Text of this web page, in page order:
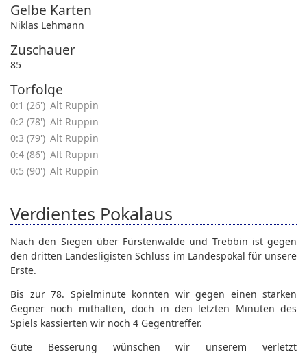
Gelbe Karten
Niklas Lehmann
Zuschauer
85
Torfolge
0:1 (26') Alt Ruppin
0:2 (78') Alt Ruppin
0:3 (79') Alt Ruppin
0:4 (86') Alt Ruppin
0:5 (90') Alt Ruppin
Verdientes Pokalaus
Nach den Siegen über Fürstenwalde und Trebbin ist gegen
den dritten Landesligisten Schluss im Landespokal für unsere
Erste.
Bis zur 78. Spielminute konnten wir gegen einen starken
Gegner noch mithalten, doch in den letzten Minuten des
Spiels kassierten wir noch 4 Gegentreffer.
Gute Besserung wünschen wir unserem verletzt